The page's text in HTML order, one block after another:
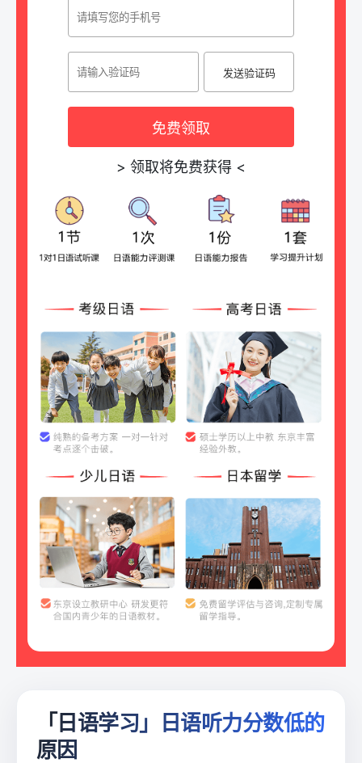
发送验证码
免费领取
> 领取将免费获得 <
「日语学习」日语听力分数低的
原因